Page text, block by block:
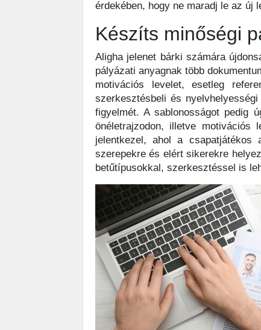
érdekében, hogy ne maradj le az új
Készíts minőségi
Aligha jelenet bárki számára
pályázati anyagnak több
motivációs levelet, esetleg
szerkesztésbeli és
figyelmét. A sablonosságot pedig
önéletrajzodon, illetve
jelentkezel, ahol a csapatjátékos
szerepekre és elért sikerekre
betűtípusokkal, szerkesztéssel is